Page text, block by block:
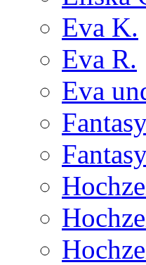
Eva K.
Eva R.
Eva